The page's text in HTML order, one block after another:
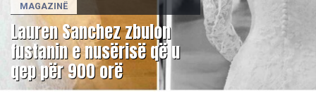
MAGAZINË
Lauren Sanchez zbulon
fustanin e nusërisë që u
qep për 900 orë